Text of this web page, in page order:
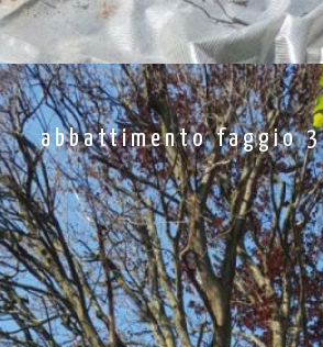
abbattimento faggio 3